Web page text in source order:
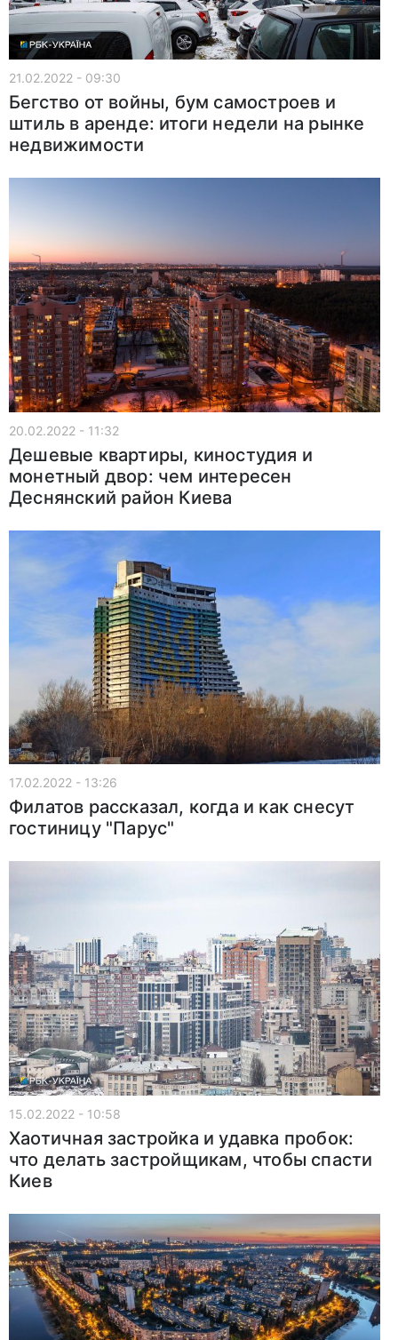
21.02.2022 - 09:30
Бегство от войны, бум самостроев и
штиль в аренде: итоги недели на рынке
недвижимости
20.02.2022 - 11:32
Дешевые квартиры, киностудия и
монетный двор: чем интересен
Деснянский район Киева
17.02.2022 - 13:26
Филатов рассказал, когда и как снесут
гостиницу "Парус"
15.02.2022 - 10:58
Хаотичная застройка и удавка пробок:
что делать застройщикам, чтобы спасти
Киев